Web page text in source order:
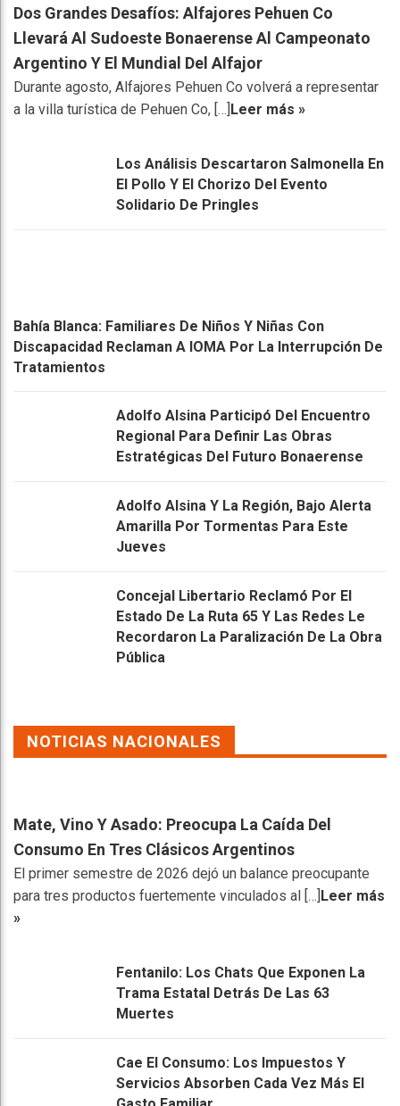
Dos Grandes Desafíos: Alfajores Pehuen Co
Llevará Al Sudoeste Bonaerense Al Campeonato
Argentino Y El Mundial Del Alfajor
Durante agosto, Alfajores Pehuen Co volverá a representar
a la villa turística de Pehuen Co, […]Leer más »
Los Análisis Descartaron Salmonella En
El Pollo Y El Chorizo Del Evento
Solidario De Pringles
Bahía Blanca: Familiares De Niños Y Niñas Con
Discapacidad Reclaman A IOMA Por La Interrupción De
Tratamientos
Adolfo Alsina Participó Del Encuentro
Regional Para Definir Las Obras
Estratégicas Del Futuro Bonaerense
Adolfo Alsina Y La Región, Bajo Alerta
Amarilla Por Tormentas Para Este
Jueves
Concejal Libertario Reclamó Por El
Estado De La Ruta 65 Y Las Redes Le
Recordaron La Paralización De La Obra
Pública
NOTICIAS NACIONALES
Mate, Vino Y Asado: Preocupa La Caída Del
Consumo En Tres Clásicos Argentinos
El primer semestre de 2026 dejó un balance preocupante
para tres productos fuertemente vinculados al […]Leer más
»
Fentanilo: Los Chats Que Exponen La
Trama Estatal Detrás De Las 63
Muertes
Cae El Consumo: Los Impuestos Y
Servicios Absorben Cada Vez Más El